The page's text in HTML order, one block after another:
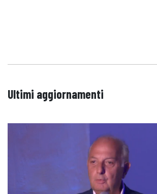
Ultimi aggiornamenti